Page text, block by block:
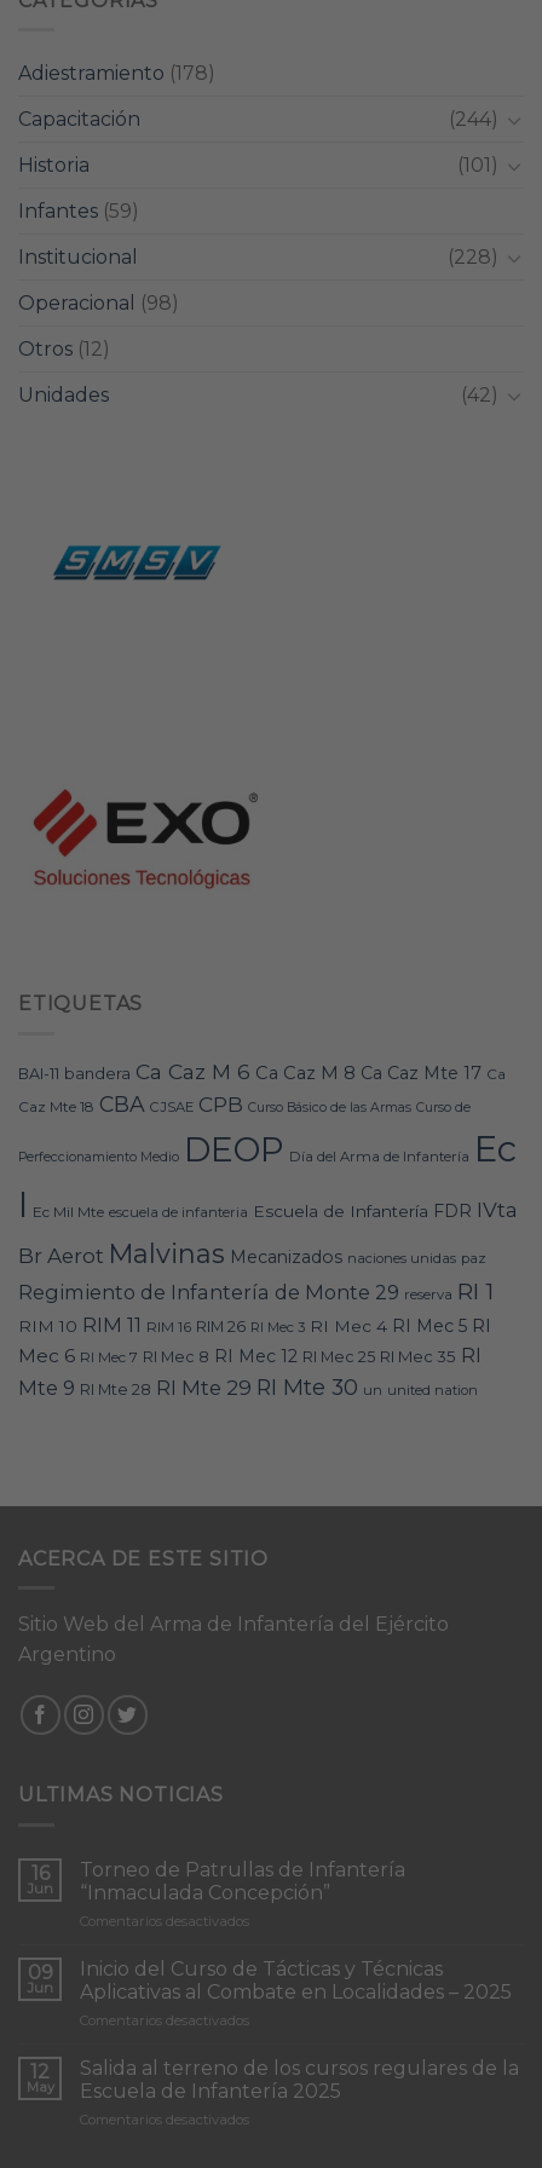
Adiestramiento (178)
Capacitación
(244)
Historia
(101)
Infantes (59)
Institucional
(228)
Operacional
(98)
Otros (12)
Unidades
(42)
ETIQUETAS
BAI-11 bandera Ca Caz M 6 Ca Caz M 8 Ca Caz Mte 17 Ca
Caz Mte 18 CBA CJSAE CPB Curso Básico de las Armas Curso de
Perfeccionamiento Medio DEOP Día del Arma de Infantería Ec
I Ec Mil Mte escuela de infanteria Escuela de Infantería FDR IVta
Br Aerot Malvinas Mecanizados naciones unidas paz
Regimiento de Infantería de Monte 29 reserva RI 1
RIM 10 RIM 11 RIM 16 RIM 26 RI Mec 3 RI Mec 4 RI Mec 5 RI
Mec 6 RI Mec 7 RI Mec 8 RI Mec 12 RI Mec 25 RI Mec 35 RI
Mte 9 RI Mte 28 RI Mte 29 RI Mte 30 un united nation
ACERCA DE ESTE SITIO
Sitio Web del Arma de Infantería del Ejército
Argentino
ULTIMAS NOTICIAS
16
Jun
Torneo de Patrullas de Infantería
“Inmaculada Concepción”
Comentarios desactivados
Patrullas
de
Infantería
Concepción”
09
Jun
Inicio del Curso de Tácticas y Técnicas
Aplicativas al Combate en Localidades – 2025
Comentarios desactivados
del
Curso
de
Tácticas
12
May
Salida al terreno de los cursos regulares de la
Escuela de Infantería 2025
Comentarios desactivados